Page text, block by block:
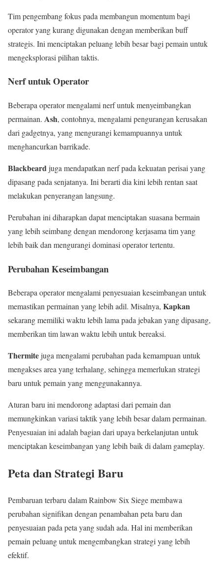
Tim pengembang fokus pada membangun momentum bagi
operator yang kurang digunakan dengan memberikan buff
strategis. Ini menciptakan peluang lebih besar bagi pemain untuk
mengeksplorasi pilihan taktis.
Nerf untuk Operator
Beberapa operator mengalami nerf untuk menyeimbangkan
permainan. Ash, contohnya, mengalami pengurangan kerusakan
dari gadgetnya, yang mengurangi kemampuannya untuk
menghancurkan barrikade.
Blackbeardjuga mendapatkan nerf pada kekuatan perisai yang
dipasang pada senjatanya. Ini berarti dia kini lebih rentan saat
melakukan penyerangan langsung.
Perubahan ini diharapkan dapat menciptakan suasana bermain
yang lebih seimbang dengan mendorong kerjasama tim yang
lebih baik dan mengurangi dominasi operator tertentu.
Perubahan Keseimbangan
Beberapa operator mengalami penyesuaian keseimbangan untuk
memastikan permainan yang lebih adil. Misalnya, Kapkan
sekarang memiliki waktu lebih lama pada jebakan yang dipasang,
memberikan tim lawan waktu lebih untuk bereaksi.
Thermitejuga mengalami perubahan pada kemampuan untuk
mengakses area yang terhalang, sehingga memerlukan strategi
baru untuk pemain yang menggunakannya.
Aturan baru ini mendorong adaptasi dari pemain dan
memungkinkan variasi taktik yang lebih besar dalam permainan.
Penyesuaian ini adalah bagian dari upaya berkelanjutan untuk
menciptakan keseimbangan yang lebih baik di dalam gameplay.
Peta dan Strategi Baru
Pembaruan terbaru dalam Rainbow Six Siege membawa
perubahan signifikan dengan penambahan peta baru dan
penyesuaian pada peta yang sudah ada. Hal ini memberikan
pemain peluang untuk mengembangkan strategi yang lebih
efektif.